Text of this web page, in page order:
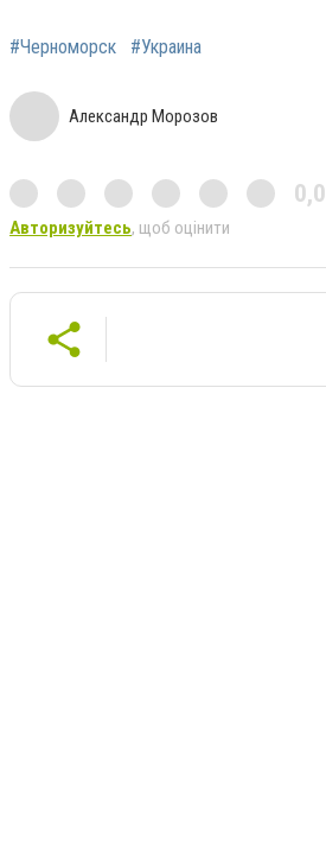
#Черноморск #Украина
Александр Морозов
0,0
Авторизуйтесь, щоб оцінити